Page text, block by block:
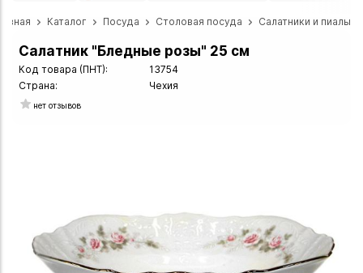
Каталог Посуда Столовая посуда Салатники и пиалы
Салатник "Бледные розы" 25 см
Код товара (ПНТ):
13754
Страна:
Чехия
нет отзывов